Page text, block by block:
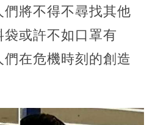
將不得不尋找其他
或許不如口罩有
在危機時刻的創造